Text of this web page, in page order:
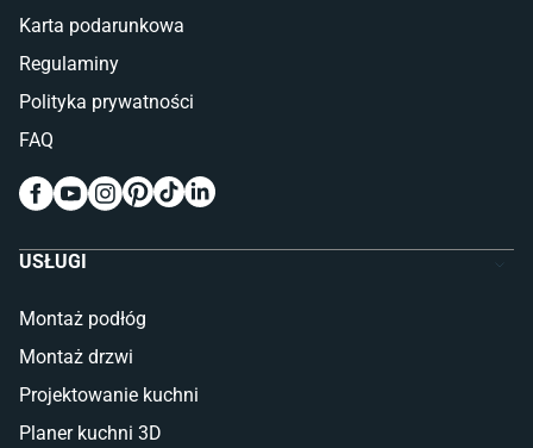
Materace piankowe
Kinkiety do sypialni
Pokój dziecięcy
Meble do pokoju dziecięcego
Komody dla dzieci
Łóżka dla dziecka (młodzieżowe)
Taras i balkon
Sztuczna trawa miękka
Koce i pledy
Karta podarunkowa
Regulaminy
Polityka prywatności
FAQ
USŁUGI
Montaż podłóg
Montaż drzwi
Projektowanie kuchni
Planer kuchni 3D